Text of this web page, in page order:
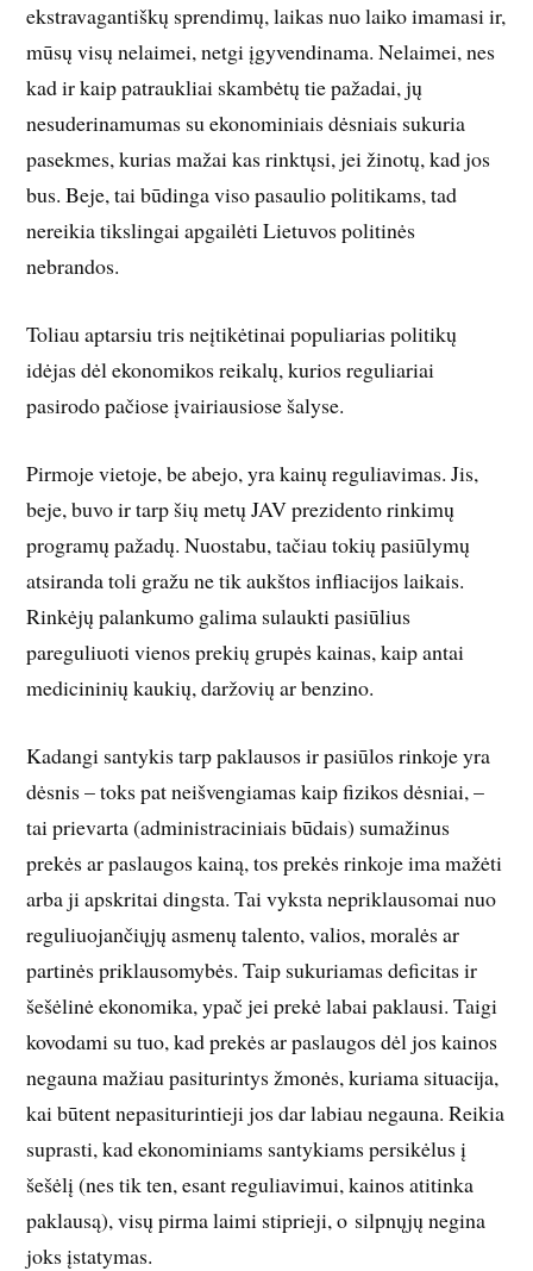
ekstravagantiškų sprendimų, laikas nuo laiko imamasi ir,
mūsų visų nelaimei, netgi įgyvendinama. Nelaimei, nes
kad ir kaip patraukliai skambėtų tie pažadai, jų
nesuderinamumas su ekonominiais dėsniais sukuria
pasekmes, kurias mažai kas rinktųsi, jei žinotų, kad jos
bus. Beje, tai būdinga viso pasaulio politikams, tad
nereikia tikslingai apgailėti Lietuvos politinės
nebrandos.
Toliau aptarsiu tris neįtikėtinai populiarias politikų
idėjas dėl ekonomikos reikalų, kurios reguliariai
pasirodo pačiose įvairiausiose šalyse.
Pirmoje vietoje, be abejo, yra kainų reguliavimas. Jis,
beje, buvo ir tarp šių metų JAV prezidento rinkimų
programų pažadų. Nuostabu, tačiau tokių pasiūlymų
atsiranda toli gražu ne tik aukštos infliacijos laikais.
Rinkėjų palankumo galima sulaukti pasiūlius
pareguliuoti vienos prekių grupės kainas, kaip antai
medicininių kaukių, daržovių ar benzino.
Kadangi santykis tarp paklausos ir pasiūlos rinkoje yra
dėsnis – toks pat neišvengiamas kaip fizikos dėsniai, –
tai prievarta (administraciniais būdais) sumažinus
prekės ar paslaugos kainą, tos prekės rinkoje ima mažėti
arba ji apskritai dingsta. Tai vyksta nepriklausomai nuo
reguliuojančiųjų asmenų talento, valios, moralės ar
partinės priklausomybės. Taip sukuriamas deficitas ir
šešėlinė ekonomika, ypač jei prekė labai paklausi. Taigi
kovodami su tuo, kad prekės ar paslaugos dėl jos kainos
negauna mažiau pasiturintys žmonės, kuriama situacija,
kai būtent nepasiturintieji jos dar labiau negauna. Reikia
suprasti, kad ekonominiams santykiams persikėlus į
šešėlį (nes tik ten, esant reguliavimui, kainos atitinka
paklausą), visų pirma laimi stiprieji, o silpnųjų negina
joks įstatymas.